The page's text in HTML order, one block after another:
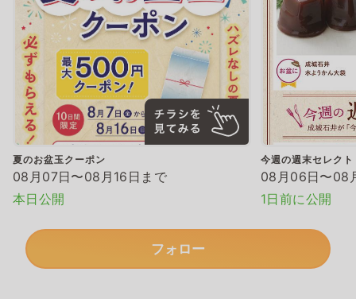
夏のお盆玉クーポン
08月07日〜08月16日まで
本日公開
今週の週末セレクト
08月06日〜08
1日前に公開
フォロー